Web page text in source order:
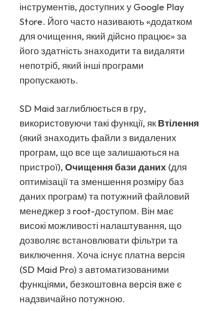
інструментів, доступних у Google Play
Store. Його часто називають «додатком
для очищення, який дійсно працює» за
його здатність знаходити та видаляти
непотріб, який інші програми
пропускають.
SD Maid заглиблюється в гру,
використовуючи такі функції, якВтілення
(який знаходить файли з видалених
програм, що все ще залишаються на
пристрої),Очищення бази даних (для
оптимізації та зменшення розміру баз
даних програм) та потужний файловий
менеджер з root-доступом. Він має
високі можливості налаштування, що
дозволяє встановлювати фільтри та
виключення. Хоча існує платна версія
(SD Maid Pro) з автоматизованими
функціями, безкоштовна версія вже є
надзвичайно потужною.